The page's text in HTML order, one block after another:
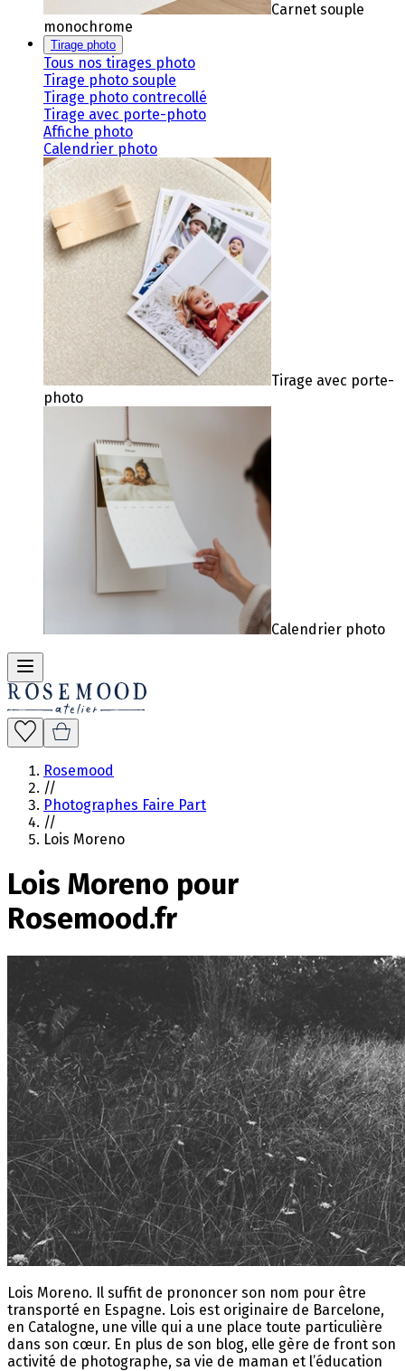
Carnet souple
monochrome
Tirage photo
Tous nos tirages photo
Tirage photo souple
Tirage photo contrecollé
Tirage avec porte-photo
Affiche photo
Calendrier photo
Tirage avec porte-
photo
Calendrier photo
Rosemood
//
Photographes Faire Part
//
Lois Moreno
Lois Moreno pour
Rosemood.fr
Lois Moreno. Il suffit de prononcer son nom pour être
transporté en Espagne. Lois est originaire de Barcelone,
en Catalogne, une ville qui a une place toute particulière
dans son cœur. En plus de son blog, elle gère de front son
activité de photographe, sa vie de maman et l’éducation